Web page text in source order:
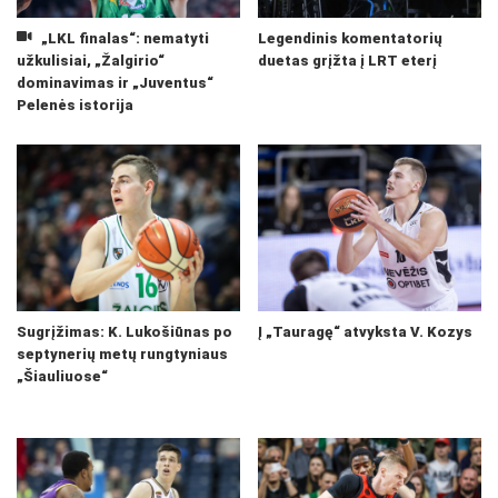
„LKL finalas“: nematyti
užkulisiai, „Žalgirio“
dominavimas ir „Juventus“
Pelenės istorija
Legendinis komentatorių
duetas grįžta į LRT eterį
Sugrįžimas: K. Lukošiūnas po
septynerių metų rungtyniaus
„Šiauliuose“
Į „Tauragę“ atvyksta V. Kozys